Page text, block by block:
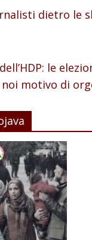
dietro le
le
motivo di